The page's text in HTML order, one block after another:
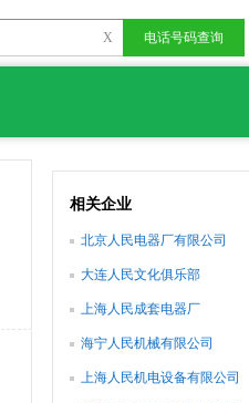
X 电话号码查询
相关企业
北京人民电器厂有限公司
大连人民文化俱乐部
上海人民成套电器厂
海宁人民机械有限公司
上海人民机电设备有限公司